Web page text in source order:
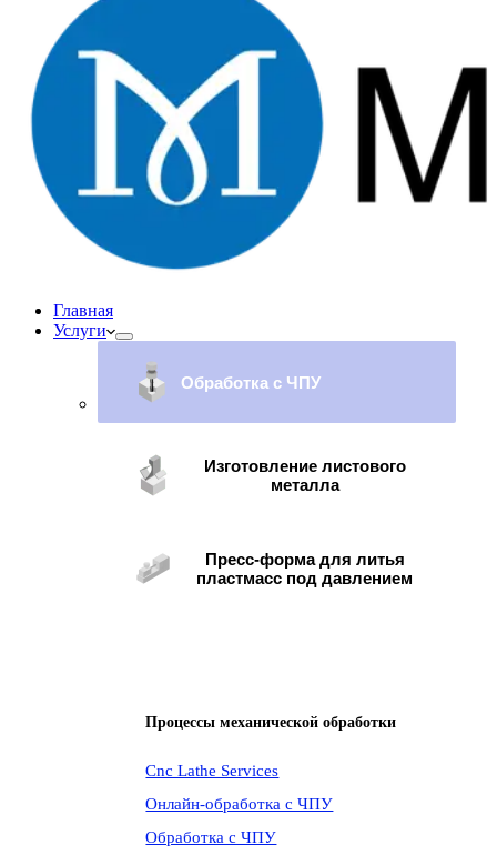
Главная
Услуги
Обработка с ЧПУ
Изготовление листового
металла
Пресс-форма для литья
пластмасс под давлением
Процессы механической обработки
Cnc Lathe Services
Онлайн-обработка с ЧПУ
Обработка с ЧПУ